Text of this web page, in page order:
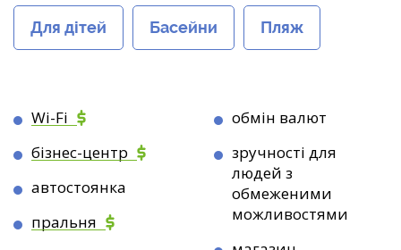
Для дітей Басейни Пляж
Wi-Fi
бізнес-центр
автостоянка
пральня
обмін валют
зручності для
людей з
обмеженими
можливостями